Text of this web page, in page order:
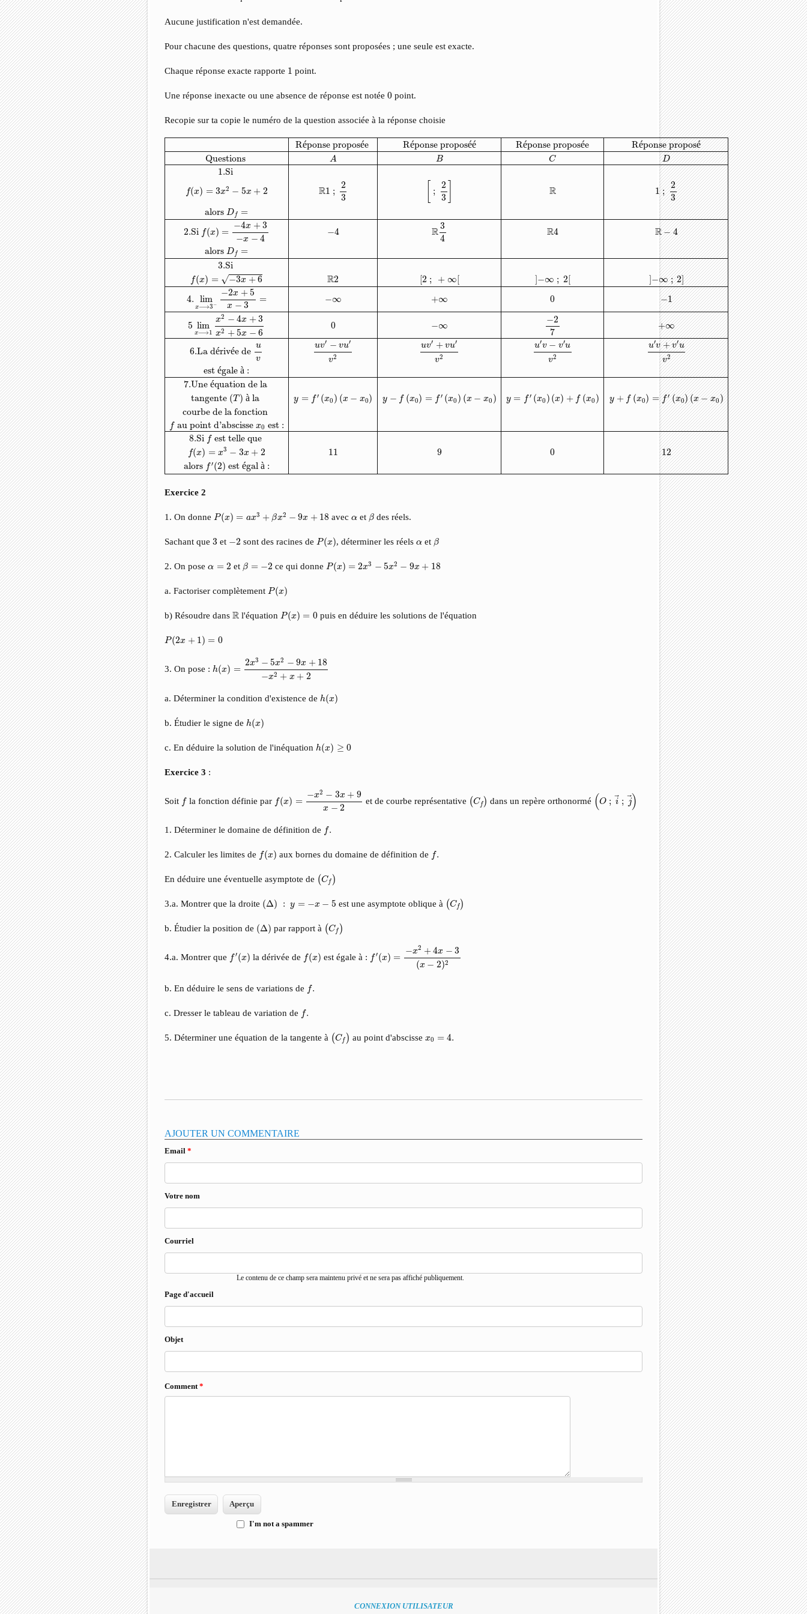
Aucune justification n'est demandée.
Pour chacune des questions, quatre réponses sont proposées ; une seule est exacte.
Chaque réponse exacte rapporte 1
1 point.
Une réponse inexacte ou une absence de réponse est notée0
0 point.
Recopie sur ta copie le numéro de la question associée à la réponse choisie
Réponse proposée Réponse proposéé Réponse proposée Réponse proposé
Questions A B C D
1.Si
f(x) = 3x2 − 5x + 2 R1 ;
2
3
;
2
3
R 1 ;
2
3
alors D f
=
2.Si f(x) =
−4x +3
−x − 4
−4 R3
4
R4 R−4
alors D f
=
3.Si
f(x) = √−3x +6 R2 2 ; + ∞ −∞ ; 2 −∞ ; 2]
4.
lim
x⟶3 −
−2x +5
x − 3
= −∞ +∞ 0 −1
5 lim
x⟶1
x2 − 4x +3
x2 +5x − 6
0 −∞
−2
7
+∞
6.La dérivée de
u
v
uv′ − vu′
v2
uv′ + vu′
v2
u′v − v′u
v2
u′v + v′u
v2
est égale à :
7.Une équation de la
tangente (T) à la y = f′ (x0 ) (x − x0) y − f (x0) = f′ (x0 ) (x − x0 ) y = f′ (x0 ) (x) + f (x0 ) y + f (x0) = f′ (x0)(x − x0)
courbe de la fonction
f au point d'abscisse x0 est :
8.Si f est telle que
f(x) = x3 − 3x + 2 11 9 0
12
alors f′(2) est égal à :
Réponse proposéeRéponse proposééRéponse proposéeRéponse proposéQuestionsABCD1.Sif(x)=3x2−5x+2R1 ; 23[ ; 23]R1 ; 23alorsDf=2.Sif(x)=−4x+3−x−4−4R3
Exercice 2
1. On donne P(x) = ax3 + βx2 − 9x + 18
P(x = β 2 −9 x+ 18 avecα
α et β
β des réels.
Sachant que3
3 et −2
2 sont des racines de P(x)
P(x , déterminer les réelsα
α et β
β
2. On poseα = 2 et β = −2
β= ce qui donne P(x) = 2x3 − 5x2 − 9x + 18
P(x = 3− 5 −9 x+ 18
a. Factoriser complètement P(x)
P(x
b) Résoudre dansR
R l'équation P(x) = 0
P(x = puis en déduire les solutions de l'équation
P(2x + 1) = 0
P(2x 1 = 0
3. On pose : h(x) =
2x3 − 5x2 − 9x + 18
−x2 + x + 2
3− 5 −9 x+ 18− +x+
a. Déterminer la condition d'existence de h(x)
h (x )
b. Étudier le signe de h(x)
h (x )
c. En déduire la solution de l'inéquation h(x) ≥ 0
h (x )≥ 0
Exercice 3 :
Soit f
f la fonction définie par f(x) =
−x2 − 3x + 9
x − 2
x x−
et de courbe représentative (C f )
(Cf )
dans un repère orthonormé (O ; i ; j)
(O → j→
1. Déterminer le domaine de définition de f.
f.
2. Calculer les limites de f(x)
f(x aux bornes du domaine de définition de f.
f.
En déduire une éventuelle asymptote de (Cf )
(Cf )
3.a. Montrer que la droite (Δ) : y = −x − 5
( Δ ) est une asymptote oblique à (C f )
(Cf )
b. Étudier la position de (Δ)
( Δ ) par rapport à (Cf )
(Cf )
4.a. Montrer que f′(x)
f′(x la dérivée de f(x)
f(x est égale à : f′(x) =
−x2 +4x − 3
(x − 2)2
x x 2
b. En déduire le sens de variations de f.
f.
c. Dresser le tableau de variation de f.
f.
5. Déterminer une équation de la tangente à (Cf )
(Cf )
au point d'abscisse x0 = 4.
AJOUTER UN COMMENTAIRE
Email*
Votre nom
Courriel
Le contenu de ce champ sera maintenu privé et ne sera pas affiché publiquement.
Page d'accueil
Objet
Comment*
I'm not a spammer
CONNEXION UTILISATEUR